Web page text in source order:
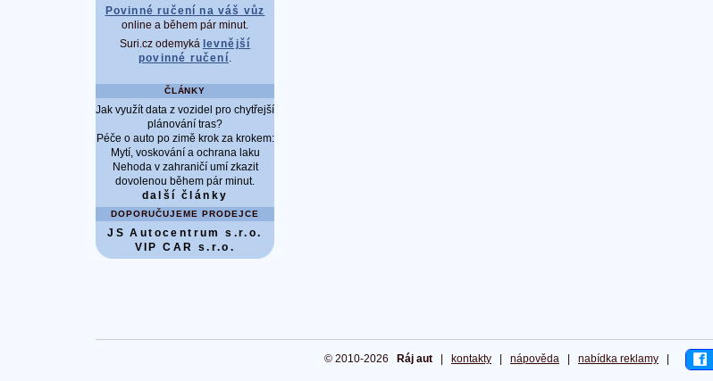
Povinné ručení na váš vůz
online a během pár minut.
Suri.cz odemyká levnější
povinné ručení.
ČLÁNKY
Jak využít data z vozidel pro chytřejší
plánování tras?
Péče o auto po zimě krok za krokem:
Mytí, voskování a ochrana laku
Nehoda v zahraničí umí zkazit
dovolenou během pár minut.
další články
DOPORUČUJEME PRODEJCE
JS Autocentrum s.r.o.
VIP CAR s.r.o.
© 2010-2026 Ráj aut kontakty nápověda nabídka reklamy